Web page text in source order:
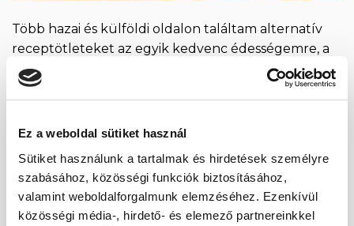
Ez a weboldal sütiket használ
Sütiket használunk a tartalmak és hirdetések személyre
szabásához, közösségi funkciók biztosításához,
valamint weboldalforgalmunk elemzéséhez. Ezenkívül
közösségi média-, hirdető- és elemező partnereinkkel
Több hazai és külföldi oldalon találtam alternatív
receptötleteket az egyik kedvenc édességemre, a
császármorzsára. A köles, mint fő hozzávaló nagyon
megfogott. Egyébként is nagyon szeretem, de az
változatosan elkészíthető alapanyag. Lehet édesen,
„túrógombócot„, sőt kipróbáltuk a „köleskolbászt” is,
de erről majd egy későbbi bejegyzésben